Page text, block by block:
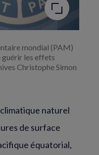
mondial (PAM)
les effets
Christophe Simon
naturel
de surface
équatorial,